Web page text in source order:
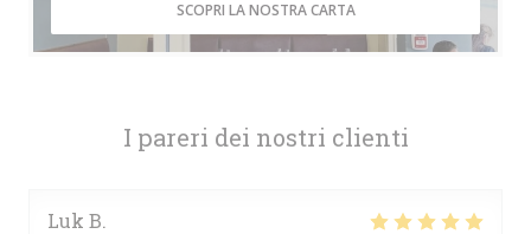
I pareri dei nostri clienti
Luk B
SCOPRI LA NOSTRA CARTA